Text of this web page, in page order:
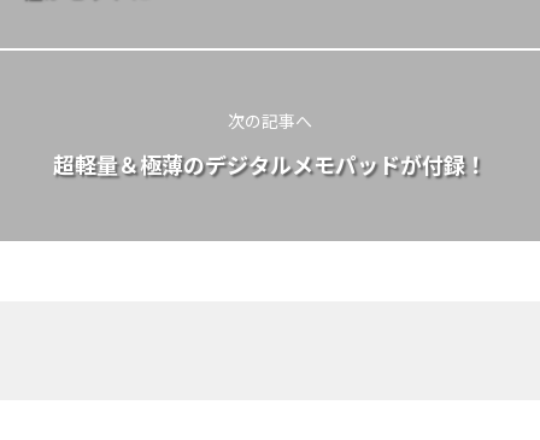
次の記事へ
超軽量＆極薄のデジタルメモパッドが付録！